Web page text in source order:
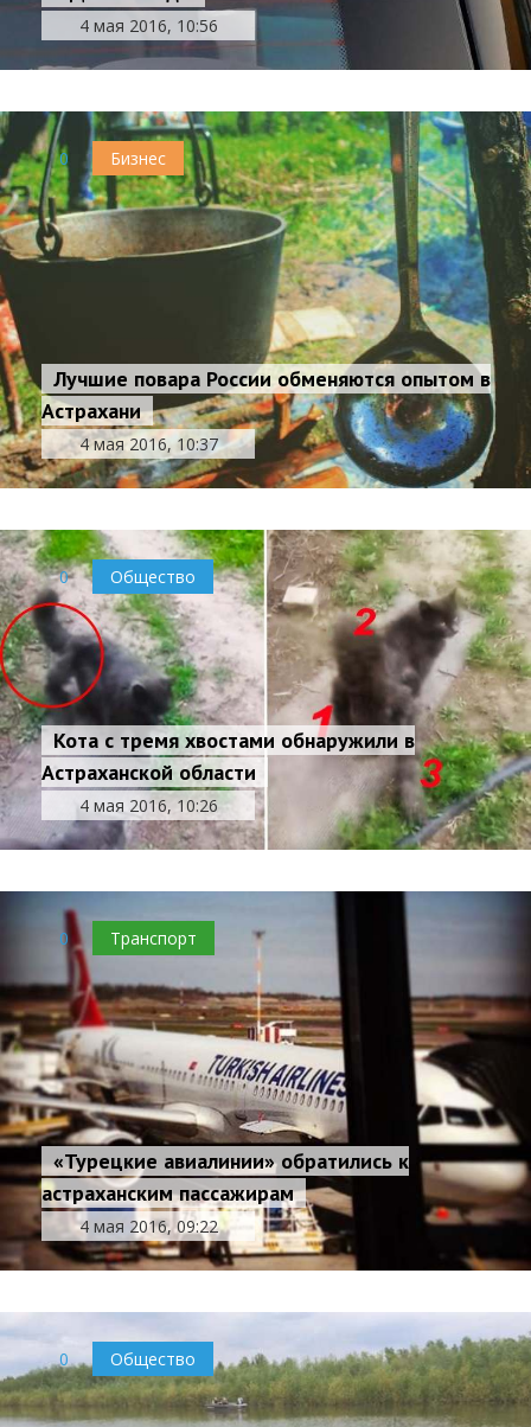
4 мая 2016, 10:56
0 Бизнес
Лучшие повара России обменяются опытом в
Астрахани
4 мая 2016, 10:37
0 Общество
Кота с тремя хвостами обнаружили в
Астраханской области
4 мая 2016, 10:26
0 Транспорт
«Турецкие авиалинии» обратились к
астраханским пассажирам
4 мая 2016, 09:22
0 Общество